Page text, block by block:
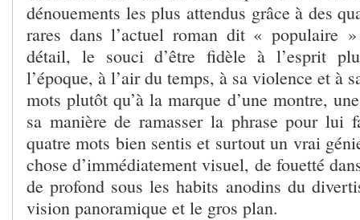
dénouements les plus attendus grâce à des
rares dans l’actuel roman dit « populaire
détail, le souci d’être fidèle à l’esprit
l’époque, à l’air du temps, à sa violence et à
mots plutôt qu’à la marque d’une montre,
sa manière de ramasser la phrase pour lui
quatre mots bien sentis et surtout un vrai
chose d’immédiatement visuel, de fouetté
de profond sous les habits anodins du
vision panoramique et le gros plan.